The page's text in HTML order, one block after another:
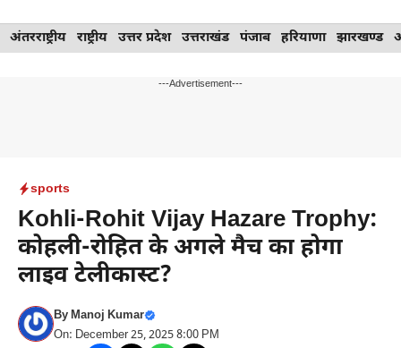
Skip
to
अंतरराष्ट्रीय राष्ट्रीय उत्तर प्रदेश उत्तराखंड पंजाब हरियाणा झारखण्ड
---Advertisement---
sports
Kohli-Rohit Vijay Hazare Trophy:
कोहली-रोहित के अगले मैच का होगा
लाइव टेलीकास्ट?
ByManoj Kumar
On: December 25, 2025 8:00 PM